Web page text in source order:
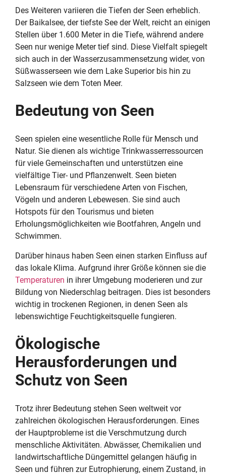
Des Weiteren variieren die Tiefen der Seen erheblich.
Der Baikalsee, der tiefste See der Welt, reicht an einigen
Stellen über 1.600 Meter in die Tiefe, während andere
Seen nur wenige Meter tief sind. Diese Vielfalt spiegelt
sich auch in der Wasserzusammensetzung wider, von
Süßwasserseen wie dem Lake Superior bis hin zu
Salzseen wie dem Toten Meer.
Bedeutung von Seen
Seen spielen eine wesentliche Rolle für Mensch und
Natur. Sie dienen als wichtige Trinkwasserressourcen
für viele Gemeinschaften und unterstützen eine
vielfältige Tier- und Pflanzenwelt. Seen bieten
Lebensraum für verschiedene Arten von Fischen,
Vögeln und anderen Lebewesen. Sie sind auch
Hotspots für den Tourismus und bieten
Erholungsmöglichkeiten wie Bootfahren, Angeln und
Schwimmen.
Darüber hinaus haben Seen einen starken Einfluss auf
das lokale Klima. Aufgrund ihrer Größe können sie die
Temperaturen in ihrer Umgebung moderieren und zur
Bildung von Niederschlag beitragen. Dies ist besonders
wichtig in trockenen Regionen, in denen Seen als
lebenswichtige Feuchtigkeitsquelle fungieren.
Ökologische
Herausforderungen und
Schutz von Seen
Trotz ihrer Bedeutung stehen Seen weltweit vor
zahlreichen ökologischen Herausforderungen. Eines
der Hauptprobleme ist die Verschmutzung durch
menschliche Aktivitäten. Abwässer, Chemikalien und
landwirtschaftliche Düngemittel gelangen häufig in
Seen und führen zur Eutrophierung, einem Zustand, in